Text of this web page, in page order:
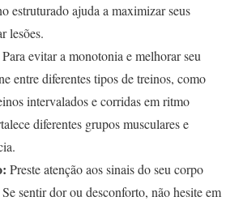
estruturado ajuda a maximizar seus
lesões.
Para evitar a monotonia e melhorar seu
entre diferentes tipos de treinos, como
intervalados e corridas em ritmo
diferentes grupos musculares e
Preste atenção aos sinais do seu corpo
sentir dor ou desconforto, não hesite em